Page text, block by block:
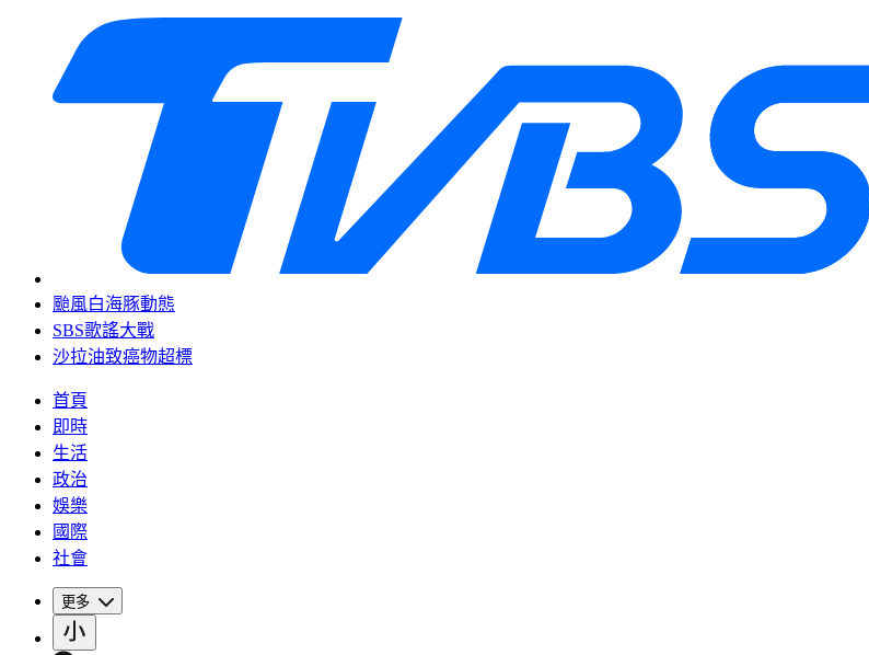
颱風白海豚動態
SBS歌謠大戰
沙拉油致癌物超標
首頁
即時
生活
政治
娛樂
國際
社會
更多